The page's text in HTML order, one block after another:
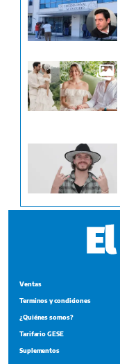
Ventas
Terminos y condiciones
¿Quiénes somos?
Tarifario GESE
Suplementos